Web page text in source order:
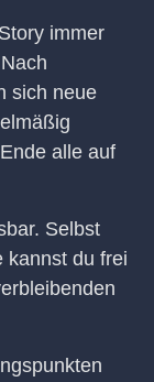
immer
sich neue
alle auf
Selbst
kannst du frei